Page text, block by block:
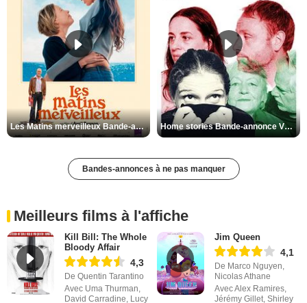
Les Matins merveilleux Bande-annonce VF Home stories Bande-annonce VO STFR
Bandes-annonces à ne pas manquer
Meilleurs films à l'affiche
Kill Bill: The Whole
Bloody Affair
4,3
De Quentin Tarantino
Avec Uma Thurman,
David Carradine, Lucy
Jim Queen
4,1
De Marco Nguyen,
Nicolas Athane
Avec Alex Ramires,
Jérémy Gillet, Shirley